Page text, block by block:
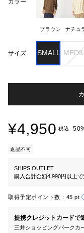
ブラウン ナチュ
サイズ SMALL
¥4,950 税込
返品不可
SHIPS OUTLET
購入合計金額4,990円以上
取得予定ポイント数： 45 pt
提携クレジットカードで
三井ショッピングパークカ